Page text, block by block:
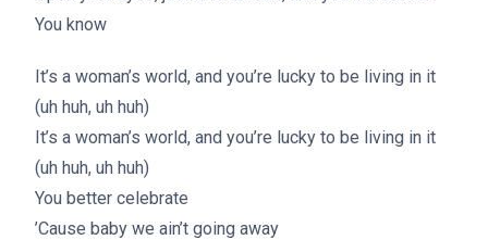
You know
It’s a woman’s world, and you’re lucky to be living in it
(uh huh, uh huh)
It’s a woman’s world, and you’re lucky to be living in it
(uh huh, uh huh)
You better celebrate
’Cause baby we ain’t going away